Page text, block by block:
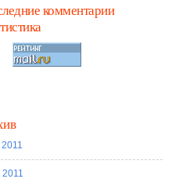
комментарии
2011
2011